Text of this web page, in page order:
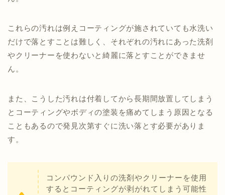
これらの汚れは例えコーティングが施されていても水洗い
だけで落とすことは難しく、それぞれの汚れにあった洗剤
やクリーナーを使わないと綺麗に落とすことができませ
ん。
また、こうした汚れは付着してから長期間放置してしまう
とコーティングやボディの塗装を痛めてしまう原因となる
こともあるので発見次第すぐに洗い落とす必要がありま
す。
コンパウンド入りの洗剤やクリーナーを使用
するとコーティングが剥がれてしまう可能性